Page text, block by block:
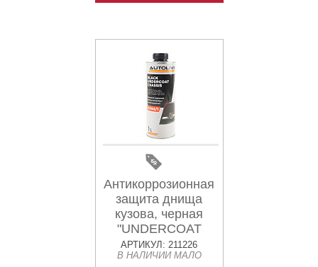
Антикоррозионная
защита днища
кузова, черная
"UNDERCOAT
CHASIS, Аэрозоль
1L
АРТИКУЛ: 211226
В НАЛИЧИИ МАЛО